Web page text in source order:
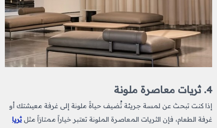
4. ثريات معاصرة ملونة
إذا كنت تبحث عن لمسة جريئة تُضيف حياةً ملونة إلى غرفة معيشتك أو
غرفة الطعام، فإن الثريات المعاصرة الملونة تعتبر خياراً ممتازاً مثل ثريا